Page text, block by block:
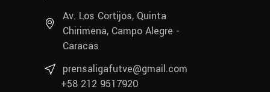
Av. Los Cortijos, Quinta
Chirimena, Campo Alegre -
Caracas
prensaligafutve@gmail.com
+58 212 9517920